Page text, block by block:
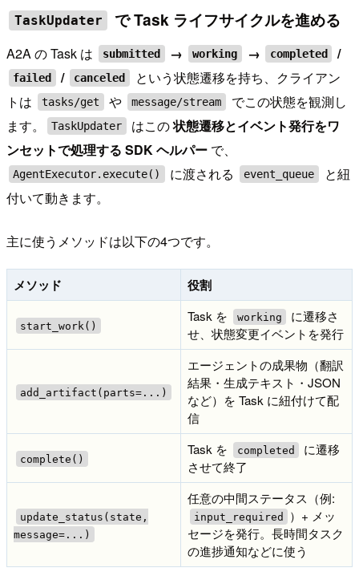
TaskUpdater で Task ライフサイクルを進める
A2A の Task は submitted → working → completed /
failed / canceled
という状態遷移を持ち、クライアン
トは
tasks/get や message/stream
でこの状態を観測し
ます。
TaskUpdater はこの状態遷移とイベント発行をワ
ンセットで処理する SDK ヘルパー で、
AgentExecutor.execute() に渡される event_queue
と紐
付いて動きます。
主に使うメソッドは以下の4つです。
メソッド 役割
start_work()
Task を working
に遷移さ
せ、状態変更イベントを発行
add_artifact(parts=...)
エージェントの成果物（翻訳
結果・生成テキスト・JSON
など）を Task に紐付けて配
信
complete()
Task を completed
に遷移
させて終了
update_status(state,
message=...)
任意の中間ステータス（例:
input_required
）+ メッ
セージを発行。長時間タスク
の進捗通知などに使う